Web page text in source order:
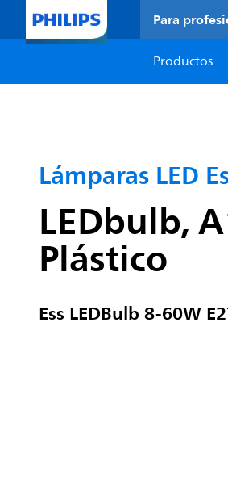
Para
Productos
Lámparas LED
LEDbulb,
Plástico
Ess LEDBulb 8-60W